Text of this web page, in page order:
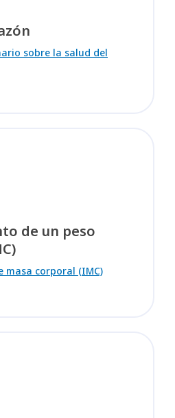
sobre la salud del
de un peso
masa corporal (IMC)